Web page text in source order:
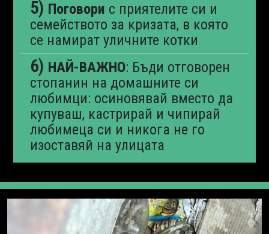
Поговори с приятелите си и
семейството за кризата, в която
се намират уличните котки
НАЙ-ВАЖНО: Бъди отговорен
стопанин на домашните си
любимци: осиновявай вместо да
купуваш, кастрирай и чипирай
любимеца си и никога не го
изоставяй на улицата